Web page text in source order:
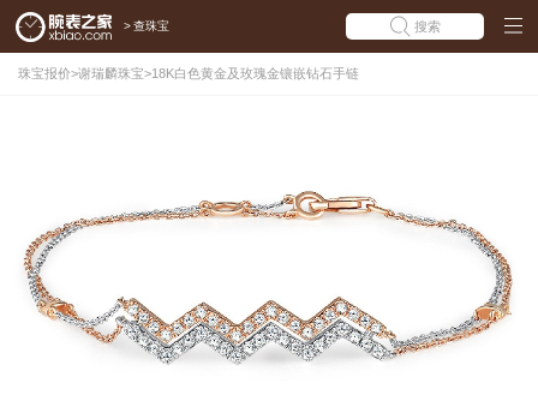
> 查珠宝 搜索
珠宝报价>谢瑞麟珠宝>18K白色黄金及玫瑰金镶嵌钻石手链